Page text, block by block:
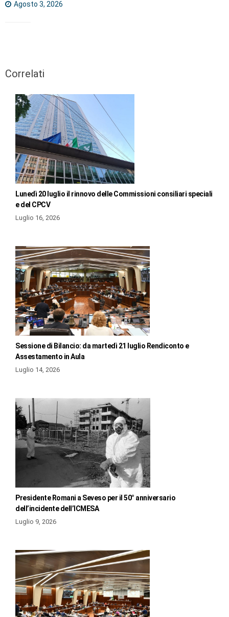
Agosto 3, 2026
Correlati
Lunedì 20 luglio il rinnovo delle Commissioni consiliari speciali
e del CPCV
Luglio 16, 2026
Sessione di Bilancio: da martedì 21 luglio Rendiconto e
Assestamento in Aula
Luglio 14, 2026
Presidente Romani a Seveso per il 50° anniversario
dell’incidente dell’ICMESA
Luglio 9, 2026